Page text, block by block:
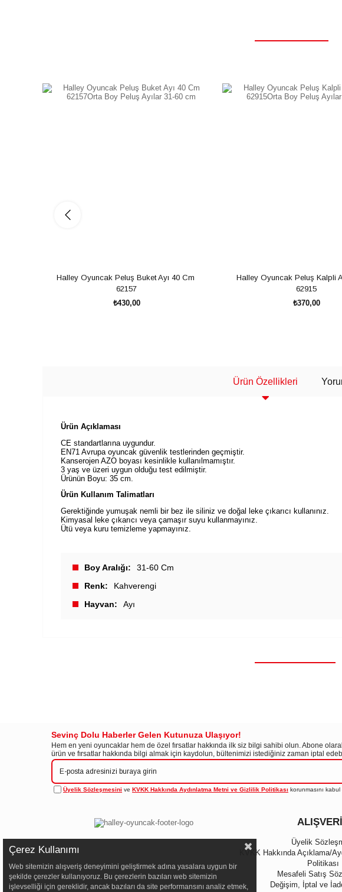
Halley Oyuncak Peluş Buket Ayı 40 Cm
62157
₺430,00
Halley Oyuncak Peluş Kalpli
62915
₺370,00
Ürün Özellikleri
Ürün Açıklaması
CE standartlarına uygundur.
EN71 Avrupa oyuncak güvenlik testlerinden geçmiştir.
Kanserojen AZO boyası kesinlikle kullanılmamıştır.
3 yaş ve üzeri uygun olduğu test edilmiştir.
Ürünün Boyu: 35 cm.
Ürün Kullanım Talimatları
Gerektiğinde yumuşak nemli bir bez ile siliniz ve doğal leke çıkarıcı kullanınız.
Kimyasal leke çıkarıcı veya çamaşır suyu kullanmayınız.
Ütü veya kuru temizleme yapmayınız.
Boy Aralığı
31-60 Cm
Renk
Kahverengi
Hayvan
Ayı
Sevinç Dolu Haberler Gelen Kutunuza Ulaşıyor!
Hem en yeni oyuncaklar hem de özel fırsatlar hakkında ilk siz bilgi sahibi olun. Abone
ürün ve fırsatlar hakkında bilgi almak için kaydolun, bültenimizi istediğiniz zaman iptal
Üyelik Sözleşmesini ve KVKK Hakkında Aydınlatma Metni ve Gizlilik Politikası korunmasını kabul
Üyelik
KVKK Hakkında Açıklama/
Politikası
Mesafeli Satış
Değişim, İptal ve
Çerez Kullanımı
Web sitemizin alışveriş deneyimini geliştirmek adına yasalara uygun bir
şekilde çerezler kullanıyoruz. Bu çerezlerin bazıları web sitemizin
işlevselliği için gereklidir, ancak bazıları da site performansını analiz etmek,